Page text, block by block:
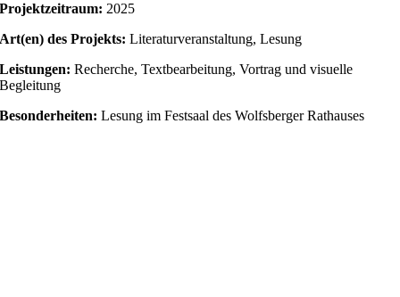
Projektzeitraum: 2025
Art(en) des Projekts: Literaturveranstaltung, Lesung
Leistungen: Recherche, Textbearbeitung, Vortrag und visuelle
Begleitung
Besonderheiten: Lesung im Festsaal des Wolfsberger Rathauses